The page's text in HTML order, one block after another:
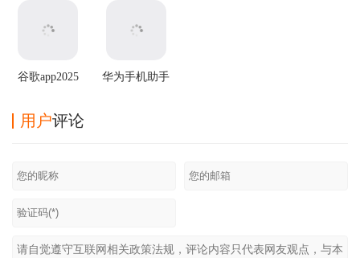
谷歌app2025
华为手机助手
用户评论